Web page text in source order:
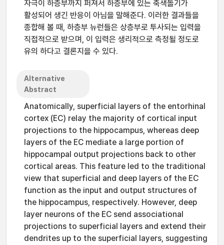
자극이 하층부까지 퍼져서 하층부에 있는 축색돌기가
활성되어 생긴 반응이 아님을 말해준다. 이러한 결과들을
종합해 볼 때, 하층부 뉴런들은 상층부로 투사되는 입력을
직접적으로 받으며, 이 입력은 생리적으로 측정될 정도로
유의 하다고 결론지을 수 있다.
Alternative
Abstract
Anatomically, superficial layers of the entorhinal
cortex (EC) relay the majority of cortical input
projections to the hippocampus, whereas deep
layers of the EC mediate a large portion of
hippocampal output projections back to other
cortical areas. This feature led to the traditional
view that superficial and deep layers of the EC
function as the input and output structures of
the hippocampus, respectively. However, deep
layer neurons of the EC send associational
projections to superficial layers and extend their
dendrites up to the superficial layers, suggesting